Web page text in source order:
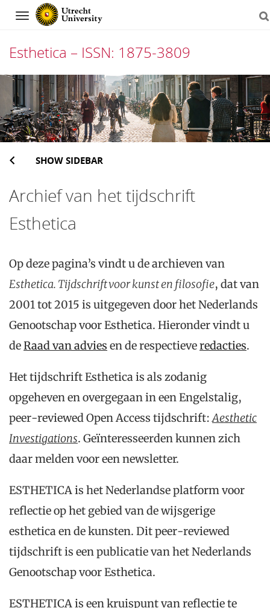
Navigation
Esthetica – ISSN: 1875-3809
Skip
to
content
SHOW SIDEBAR
Archief van het tijdschrift
Esthetica
Op deze pagina’s vindt u de archieven van
Esthetica. Tijdschrift voor kunst en filosofie, dat van
2001 tot 2015 is uitgegeven door het Nederlands
Genootschap voor Esthetica. Hieronder vindt u
deRaad van advies en de respectieveredacties.
Het tijdschrift Esthetica is als zodanig
opgeheven en overgegaan in een Engelstalig,
peer-reviewed Open Access tijdschrift:Aesthetic
Investigations. Geïnteresseerden kunnen zich
daar melden voor een newsletter.
ESTHETICA is het Nederlandse platform voor
reflectie op het gebied van de wijsgerige
esthetica en de kunsten. Dit peer-reviewed
tijdschrift is een publicatie van het Nederlands
Genootschap voor Esthetica.
ESTHETICA is een kruispunt van reflectie te